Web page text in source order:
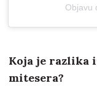
Objavu
Koja je razlika
mitesera?